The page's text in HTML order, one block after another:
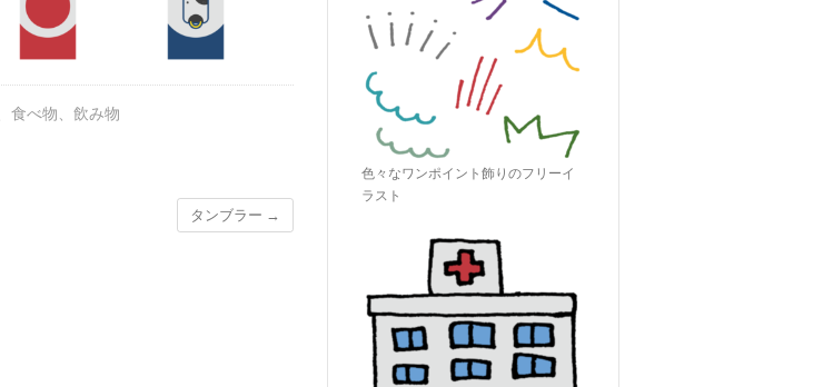
食べ物、 飲み物
タンブラー →
色々なワンポイント飾りのフリーイ
ラスト